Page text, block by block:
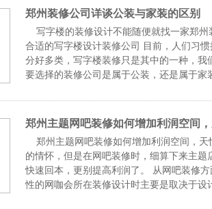
郑州装修公司详谈公装与家装的区别
写字楼的装修设计不能随便就找一家郑州
合适的写字楼设计装修公司 目前，人们习
分好多类，写字楼装修只是其中的一种，
要选择的装修公司是属于公装，还是属于
郑州主题网吧装修如何增加利润空间
郑州主题网吧装修如何增加利润空间，天
的情怀，但是在网吧装修时，细算下来主
快速回本，更别提高利润了。 从网吧装修
性的网咖会所在装修设计时主要是取决于